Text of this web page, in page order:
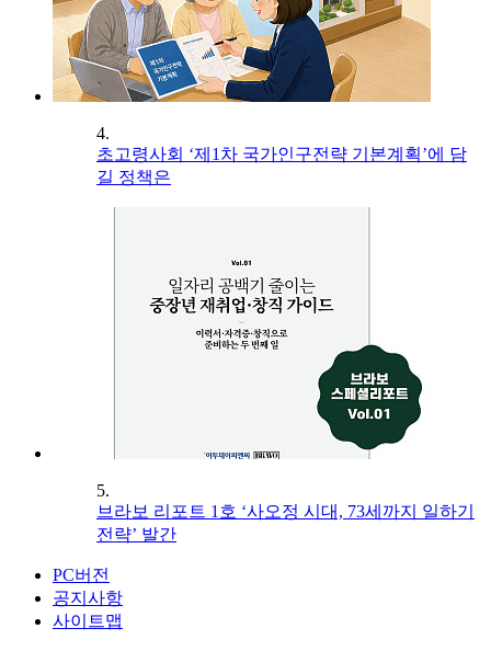
4.
초고령사회 ‘제1차 국가인구전략 기본계획’에 담
길 정책은
5.
브라보 리포트 1호 ‘사오정 시대, 73세까지 일하기
전략’ 발간
PC버전
공지사항
사이트맵